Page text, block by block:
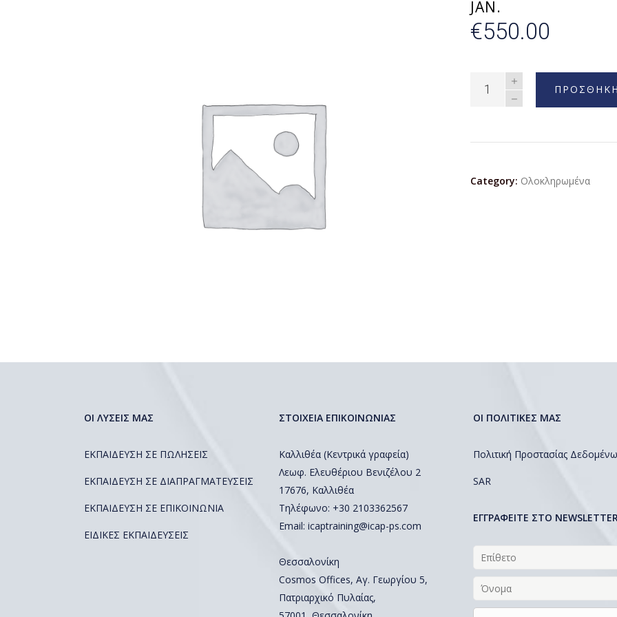
JAN.
€550.00
Category: Ολοκληρωμένα
ΟΙ ΛΥΣΕΙΣ ΜΑΣ
ΕΚΠΑΙΔΕΥΣΗ ΣΕ ΠΩΛΗΣΕΙΣ
ΕΚΠΑΙΔΕΥΣΗ ΣΕ ΔΙΑΠΡΑΓΜΑΤΕΥΣΕΙΣ
ΕΚΠΑΙΔΕΥΣΗ ΣΕ ΕΠΙΚΟΙΝΩΝΙΑ
ΕΙΔΙΚΕΣ ΕΚΠΑΙΔΕΥΣΕΙΣ
ΣΤΟΙΧΕΙΑ ΕΠΙΚΟΙΝΩΝΙΑΣ
Καλλιθέα (Κεντρικά γραφεία)
Λεωφ. Ελευθέριου Βενιζέλου 2
17676, Καλλιθέα
Τηλέφωνο: +30 2103362567
Email: icaptraining@icap-ps.com
Θεσσαλονίκη
Cosmos Offices, Αγ. Γεωργίου 5,
Πατριαρχικό Πυλαίας,
ΟΙ ΠΟΛΙΤΙΚΕΣ ΜΑΣ
Πολιτική Προστασίας
SAR
EΓΓΡΑΦΕΙΤΕ ΣΤΟ